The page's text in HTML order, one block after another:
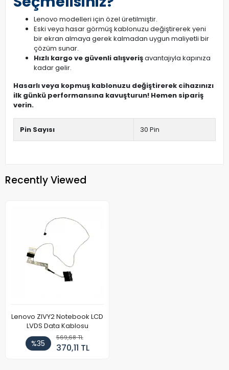
Lenovo modelleri için özel üretilmiştir.
Eski veya hasar görmüş kablonuzu değiştirerek yeni
bir ekran almaya gerek kalmadan uygun maliyetli bir
çözüm sunar.
Hızlı kargo ve güvenli alışverişavantajıyla kapınıza
kadar gelir.
Hasarlı veya kopmuş kablonuzu değiştirerek cihazınızı
ilk günkü performansına kavuşturun! Hemen sipariş
verin.
Pin Sayısı 30 Pin
Recently Viewed
Lenovo ZIVY2 Notebook LCD
LVDS Data Kablosu
%35
569,68 TL
370,11 TL